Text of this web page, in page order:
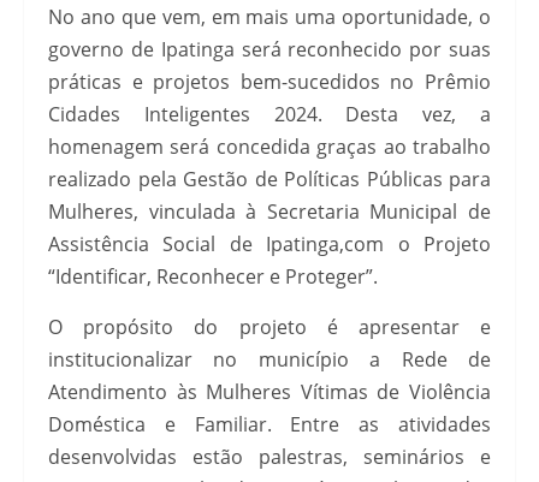
No ano que vem, em mais uma oportunidade, o
governo de Ipatinga será reconhecido por suas
práticas e projetos bem-sucedidos no Prêmio
Cidades Inteligentes 2024. Desta vez, a
homenagem será concedida graças ao trabalho
realizado pela Gestão de Políticas Públicas para
Mulheres, vinculada à Secretaria Municipal de
Assistência Social de Ipatinga,com o Projeto
“Identificar, Reconhecer e Proteger”.
O propósito do projeto é apresentar e
institucionalizar no município a Rede de
Atendimento às Mulheres Vítimas de Violência
Doméstica e Familiar. Entre as atividades
desenvolvidas estão palestras, seminários e